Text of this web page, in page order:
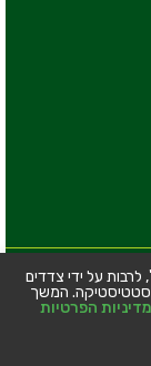
לרבות על ידי צדדים
סטטיסטיקה. המשך
מדיניות הפרטיות